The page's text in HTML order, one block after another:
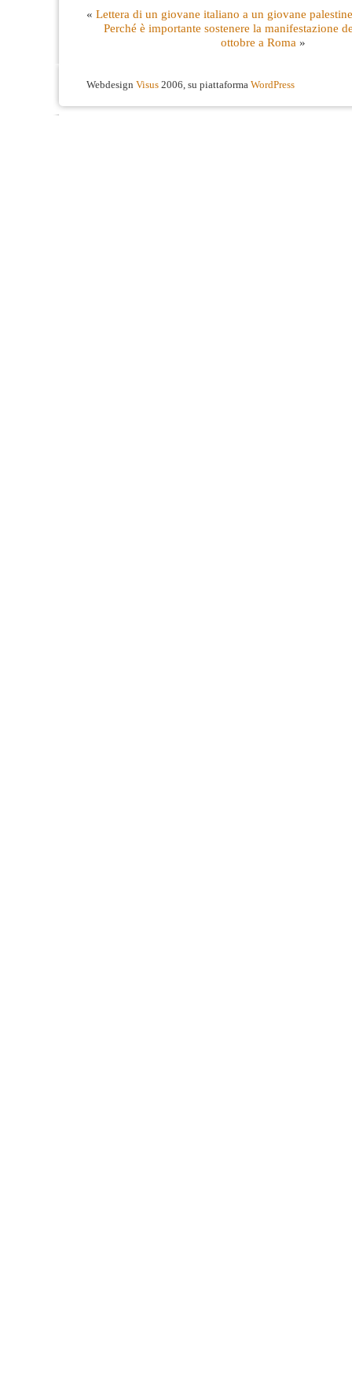
« Lettera di un giovane italiano a un giovane
Perché è importante sostenere la manifestazione
ottobre a Roma »
Webdesign Visus 2006, su piattaforma WordPress